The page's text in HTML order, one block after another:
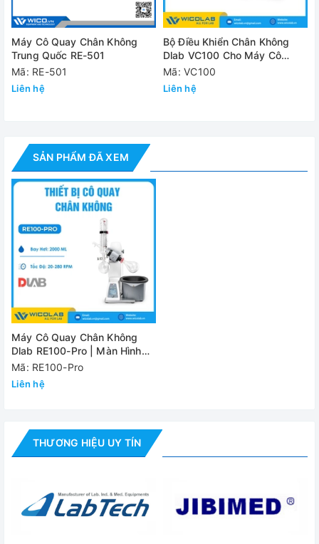
Dải tốc độ
Màn hình
Sai số điều khiển
Công suất gia nhiệt
Khoảng nâng hạ
Cài đặt thời gian
Kích thước [D×W×H]
Khối lượng
Môi trường làm việc
Tiêu chuẩn bảo vệ
Nguồn điện
Máy Cô Quay Chân Không
Trung Quốc RE-501
Mã: RE-501
Liên hệ
Bộ Điều Khiển Chân Không
Dlab VC100 Cho Máy Cô
Quay Chân Không
Mã: VC100
Liên hệ
SẢN PHẨM ĐÃ XEM
Máy Cô Quay Chân Không
Dlab RE100-Pro | Màn Hình
LCD
Mã: RE100-Pro
Liên hệ
THƯƠNG HIỆU UY TÍN